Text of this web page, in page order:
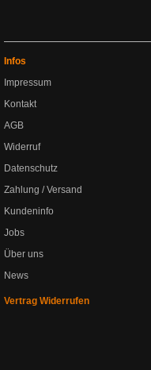
Infos
Impressum
Kontakt
AGB
Widerruf
Datenschutz
Zahlung / Versand
Kundeninfo
Jobs
Über uns
News
Vertrag Widerrufen